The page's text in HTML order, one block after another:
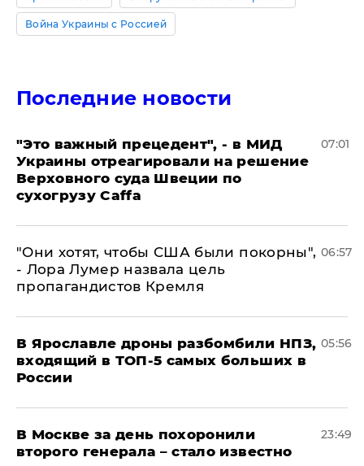
Война Украины с Россией
Последние новости
"Это важный прецедент", - в МИД
Украины отреагировали на решение
Верховного суда Швеции по
сухогрузу Caffa
07:01
"Они хотят, чтобы США были покорны",
- Лора Лумер назвала цель
пропагандистов Кремля
06:57
В Ярославле дроны разбомбили НПЗ,
входящий в ТОП-5 самых больших в
России
05:56
В Москве за день похоронили
второго генерала – стало известно
23:49